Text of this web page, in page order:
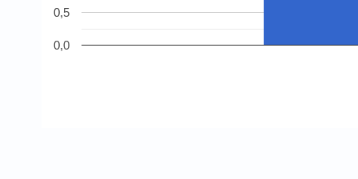
0,0
0,5